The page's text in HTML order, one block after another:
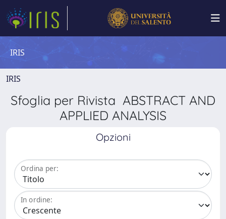
IRIS
IRIS
Sfoglia per Rivista ABSTRACT AND
APPLIED ANALYSIS
Opzioni
Ordina per:
In ordine: